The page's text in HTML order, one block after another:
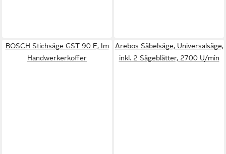
BOSCH Stichsäge GST 90 E, Im
Handwerkerkoffer
Arebos Säbelsäge, Universalsäge,
inkl. 2 Sägeblätter, 2700 U/min